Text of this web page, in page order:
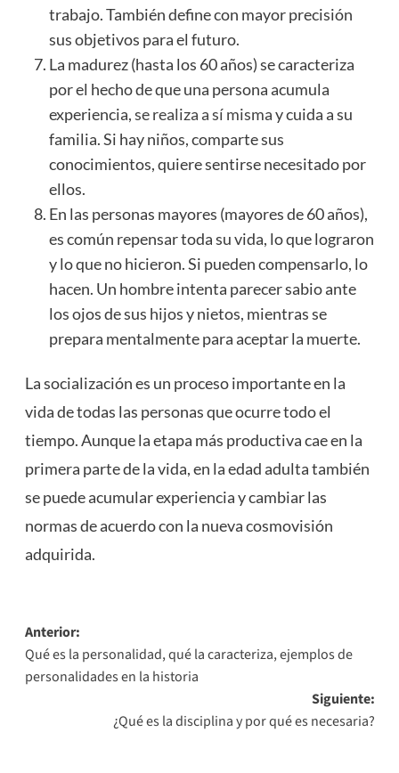
trabajo. También define con mayor precisión
sus objetivos para el futuro.
La madurez (hasta los 60 años) se caracteriza
por el hecho de que una persona acumula
experiencia,se realiza a sí mismay cuida a su
familia. Si hay niños, comparte sus
conocimientos, quiere sentirse necesitado por
ellos.
En las personas mayores (mayores de 60 años),
es común repensar toda su vida, lo que lograron
y lo que no hicieron. Si pueden compensarlo, lo
hacen. Un hombre intenta parecer sabio ante
los ojos de sus hijos y nietos, mientras se
prepara mentalmente para aceptar la muerte.
La socialización es un proceso importante en la
vida de todas las personas que ocurre todo el
tiempo. Aunque la etapa más productiva cae en la
primera parte de la vida, en la edad adulta también
se puede acumular experiencia y cambiar las
normas de acuerdo con la nueva cosmovisión
adquirida.
Navegación
de
entradas
Anterior:
Qué es la personalidad, qué la caracteriza, ejemplos de
personalidades en la historia
Siguiente:
¿Qué es la disciplina y por qué es necesaria?